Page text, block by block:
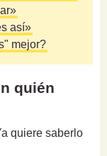
así»
mejor?
quién
quiere saberlo